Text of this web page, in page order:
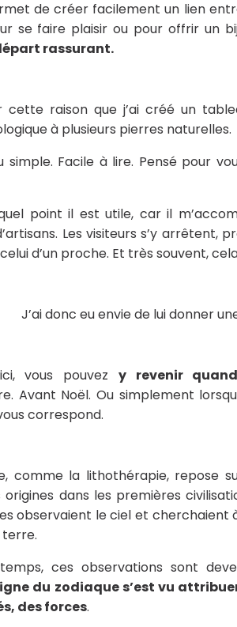
de créer facilement un lien
se faire plaisir ou pour offrir un
rassurant.
cette raison que j’ai créé un
à plusieurs pierres naturelles.
simple. Facile à lire. Pensé pour
point il est utile, car il
Les visiteurs s’y
d’un proche. Et très souvent,
J’ai donc eu envie de lui donner
vous pouvez y revenir
Avant Noël. Ou simplement
correspond.
comme la lithothérapie, repose
origines dans les premières
observaient le ciel et cherchaient
terre.
ces observations sont
du zodiaque s’est vu
des forces.